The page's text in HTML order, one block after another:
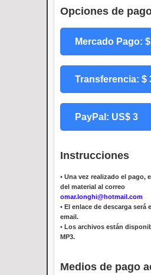
Opciones de
Mercado Pago:
Transferencia: $
PayPal: US$ 3
Instrucciones
• Una vez realizado el pago,
del material al correo
omar.longhi@hotmail.com
• El enlace de descarga será
email.
• Los archivos están
MP3.
Medios de pago